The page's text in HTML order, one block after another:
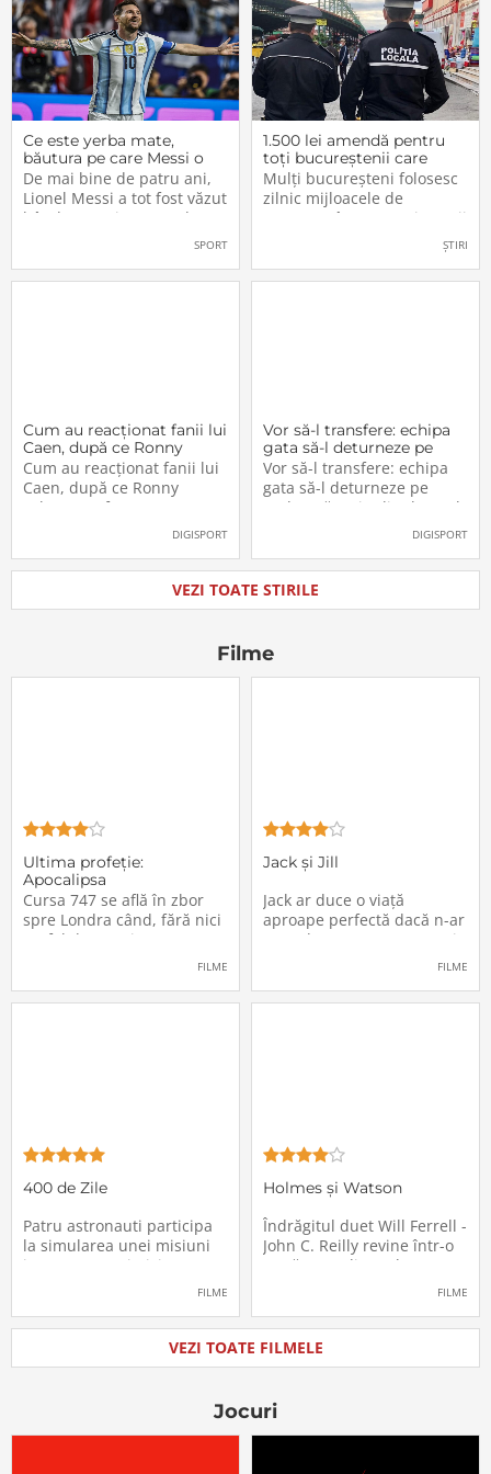
Ce este yerba mate,
băutura pe care Messi o
bea înainte de meciurile
din Campionatul Mondial
2026
De mai bine de patru ani,
Lionel Messi a tot fost văzut
bând un ceai extrem de
popular în Argentina. Este
plantă tradițională sud-
SPORT
1.500 lei amendă pentru
toți bucureștenii care
refuză să facă acest lucru
acum, în 2026.
Mulți bucureșteni folosesc
zilnic mijloacele de
transport în comun, iar unii
dintre ei călătoresc adesea
cu autobuzul sau tramvaiul
fără a plăti un bilet. Iar în
ȘTIRI
Cum au reacționat fanii lui
Caen, după ce Ronny
Labonne a fost prezentat
oficial la FCSB
Cum au reacționat fanii lui
Caen, după ce Ronny
Labonne a fost prezentat
DIGISPORT
Vor să-l transfere: echipa
gata să-l deturneze pe
Radu Drăgușin din drumul
către Juventus!
Vor să-l transfere: echipa
gata să-l deturneze pe
Radu Drăgușin din drumul
DIGISPORT
VEZI TOATE STIRILE
Filme
Ultima profeţie:
Apocalipsa
Cursa 747 se află în zbor
spre Londra când, fără nici
un fel de avertisment,
pasagerii încep să dispară
locurile lor. Teroarea și
FILME
Jack și Jill
Jack ar duce o viață
aproape perfectă dacă n-ar
avea de suportat o excepție
sărbători - sora lui
FILME
400 de Zile
Patru astronauti participa
la simularea unei misiuni
in care sunt trimisi pe o
psihologice pe care le are
calatoria in spatiu. Starea
mentala a astronautilor
FILME
Holmes și Watson
Îndrăgitul duet Will Ferrell -
John C. Reilly revine într-o
nouă comedie: Holmes &
Watson, povestea super-
Holmes și a asistentului
său, dr. Watson, inspirată
de romanul best-seller al
De data
FILME
VEZI TOATE FILMELE
Jocuri